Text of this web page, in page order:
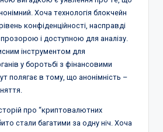
Хоча технологія блокчейн
конфіденційності, насправді
і доступною для аналізу.
інструментом для
у боротьбі з фінансовими
полягає в тому, що анонімність –
про “криптовалютних
стали багатими за одну ніч. Хоча